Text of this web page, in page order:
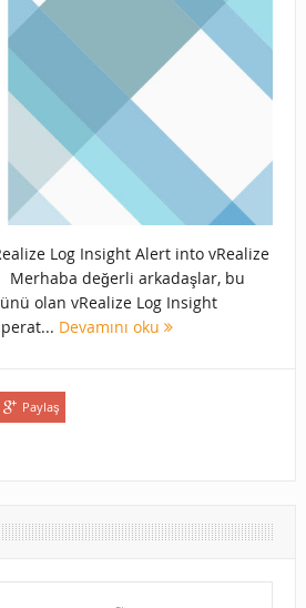
Log Insight Alert into vRealize
değerli arkadaşlar, bu
olan vRealize Log Insight
Devamını oku
Paylaş